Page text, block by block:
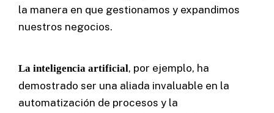
la manera en que gestionamos y expandimos
nuestros negocios.
La inteligencia artificial, por ejemplo, ha
demostrado ser una aliada invaluable en la
automatización de procesos y la